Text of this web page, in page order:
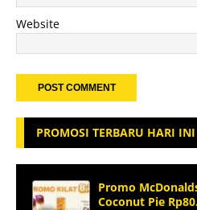
Website
PROMOSI TERBARU HARI INI
Promo
Coconut Pie